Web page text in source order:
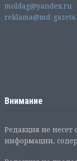
moldag@yandex.ru
reklama@md-
Внимание
Редакция не несет
информации,